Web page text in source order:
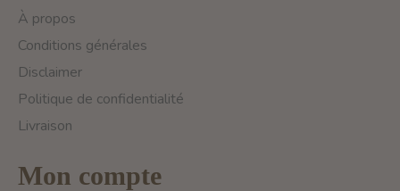
À propos
Conditions générales
Disclaimer
Politique de confidentialité
Livraison
Mon compte